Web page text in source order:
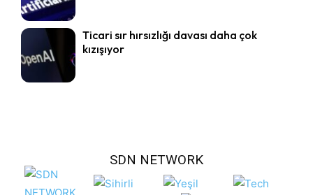
Ticari sır hırsızlığı davası daha çok
kızışıyor
SDN NETWORK